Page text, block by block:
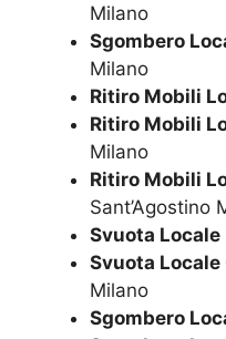
Milano
Sgombero
Milano
Ritiro Mobili
Ritiro Mobili
Milano
Ritiro Mobili
Sant’Agostino
Svuota Locale
Svuota Locale
Milano
Sgombero